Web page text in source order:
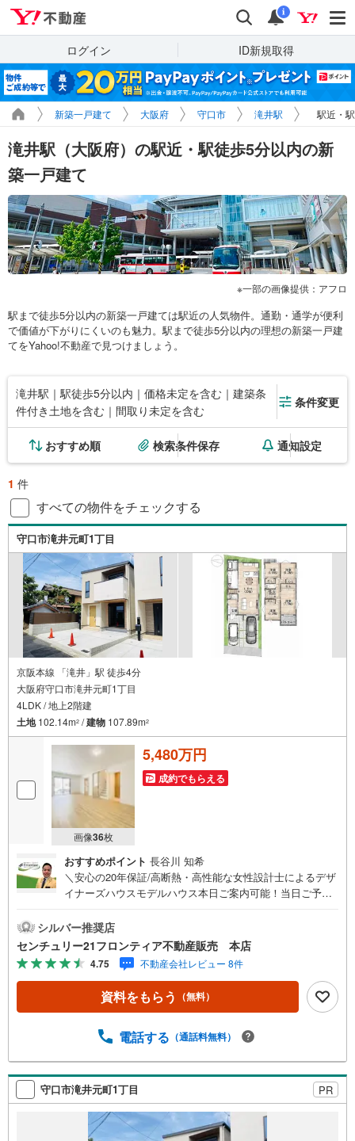
検索 通知
i
ログイン ID新規取得
新築一戸建て 大阪府 守口市 滝井駅 駅近・
滝井駅（大阪府）の駅近・駅徒歩5分以内の新
築一戸建て
一部の画像提供：アフロ
駅まで徒歩5分以内の新築一戸建ては駅近の人気物件。通勤・通学が便利
で価値が下がりにくいのも魅力。駅まで徒歩5分以内の理想の新築一戸建
てをYahoo!不動産で見つけましょう。
滝井駅｜駅徒歩5分以内｜価格未定を含む｜建築条
件付き土地を含む｜間取り未定を含む
条件変更
おすすめ順 検索条件保存 通知設定
1 件
すべての物件をチェックする
守口市滝井元町1丁目
京阪本線 「滝井」駅 徒歩4分
大阪府守口市滝井元町1丁目
4LDK / 地上2階建
土地102.14m2 /建物 107.89m2
画像36枚
5,480万円
成約でもらえる
おすすめポイント 長谷川 知希
＼安心の20年保証/高断熱・高性能な女性設計士によるデザ
イナーズハウスモデルハウス本日ご案内可能！当日ご予約
つき学園小中一貫校まで徒歩約10分・関西医科大学総合医
療センターまで徒歩約6分・ファミリーマートスバル京阪千
林店まで徒歩約4分・スーパー玉出千林店まで徒歩約5分・
ライフ守口滝井店まで徒歩約6分＜特徴＞・対面式キッチン
でリビングの様子を見ながらお料理できます・各居室に収
納がありお部屋をすっきりと保てます・水回りがまとまっ
グです。家具を置いても広々としており、快適にお住まい
です・並列駐車2台可能で車をお持ちの方も安心して利用で
きる便利で快適な環境が整っており、日常の移動がスムー
ズです・3沿線利用可能で通勤・通学やお出かけに便利な立
地です・周辺施設が充実しており生活に便利な立地です
シルバー推奨店
センチュリー21フロンティア不動産販売 本店
4.75 不動産会社レビュー 8件
資料をもらう （無料）
電話する （通話料無料）
守口市滝井元町1丁目 PR